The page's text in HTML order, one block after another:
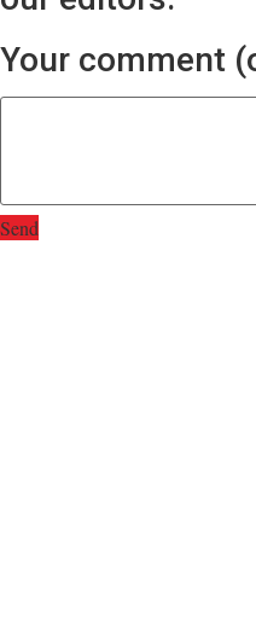
Your comment
Send